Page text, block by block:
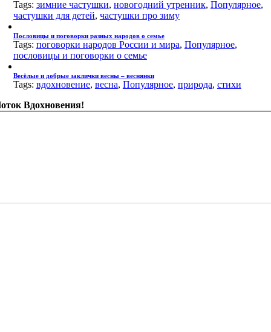
Tags: зимние частушки, новогодний утренник, Популярное,
частушки для детей, частушки про зиму
Пословицы и поговорки разных народов о семье
Tags: поговорки народов России и мира, Популярное,
пословицы и поговорки о семье
Весёлые и добрые заклички весны – веснянки
Tags: вдохновение, весна, Популярное, природа, стихи
Вдохновения!